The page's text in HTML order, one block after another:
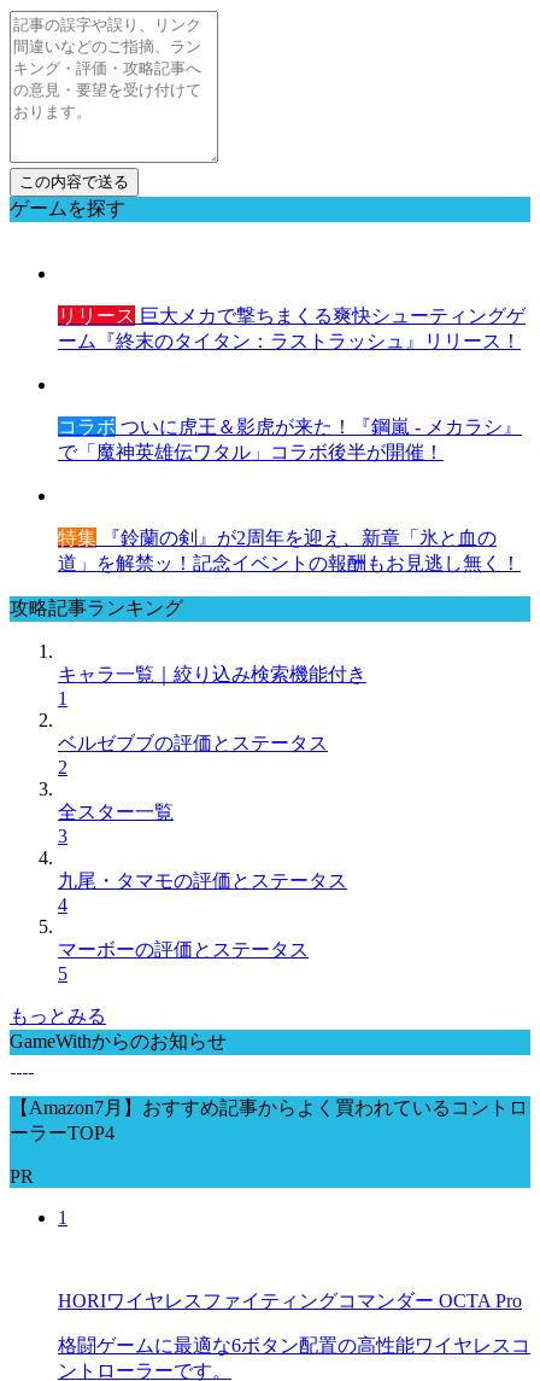
ゲームを探す
リリース 巨大メカで撃ちまくる爽快シューティングゲ
ーム『終末のタイタン：ラストラッシュ』リリース！
コラボ ついに虎王＆影虎が来た！『鋼嵐 - メカラシ』
で「魔神英雄伝ワタル」コラボ後半が開催！
特集 『鈴蘭の剣』が2周年を迎え、新章「氷と血の
道」を解禁ッ！記念イベントの報酬もお見逃し無く！
攻略記事ランキング
キャラ一覧｜絞り込み検索機能付き
1
ベルゼブブの評価とステータス
2
全スター一覧
3
九尾・タマモの評価とステータス
4
マーボーの評価とステータス
5
もっとみる
GameWithからのお知らせ
【Amazon7月】おすすめ記事からよく買われているコントロ
ーラーTOP4
PR
1
HORIワイヤレスファイティングコマンダー OCTA Pro
格闘ゲームに最適な6ボタン配置の高性能ワイヤレスコ
ントローラーです。